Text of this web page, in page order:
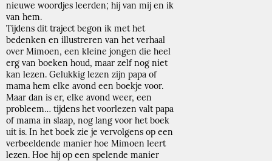
nieuwe woordjes leerden; hij van mij en ik
van hem.
Tijdens dit traject begon ik met het
bedenken en illustreren van het verhaal
over Mimoen, een kleine jongen die heel
erg van boeken houd, maar zelf nog niet
kan lezen. Gelukkig lezen zijn papa of
mama hem elke avond een boekje voor.
Maar dan is er, elke avond weer, een
probleem… tijdens het voorlezen valt papa
of mama in slaap, nog lang voor het boek
uit is. In het boek zie je vervolgens op een
verbeeldende manier hoe Mimoen leert
lezen. Hoe hij op een spelende manier